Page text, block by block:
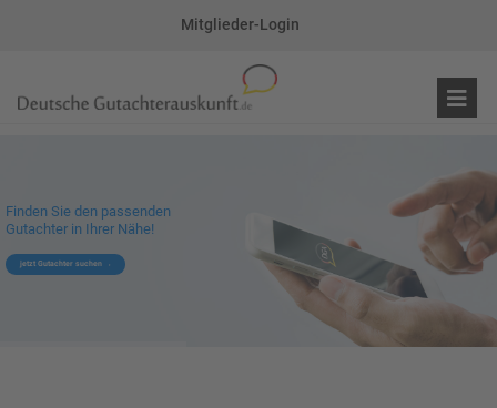
Mitglieder-Login
Finden Sie den passenden
Gutachter in Ihrer Nähe!
jetzt Gutachter suchen